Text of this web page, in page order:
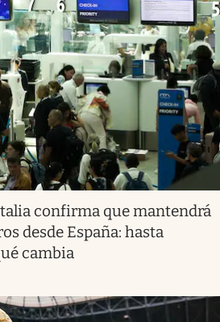
confirma que mantendrá
desde España: hasta
cambia